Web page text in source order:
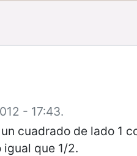
- 17:43.
cuadrado de lado 1
que 1/2.